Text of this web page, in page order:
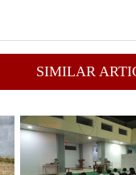
SIMILAR